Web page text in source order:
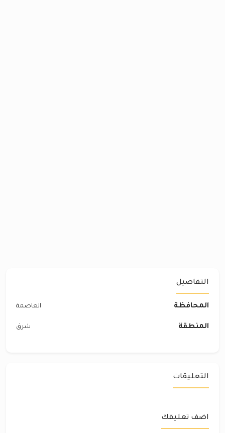
التفاصيل
المحافظة العاصمة
المنطقة شرق‎
التعليقات
اضف تعليقك